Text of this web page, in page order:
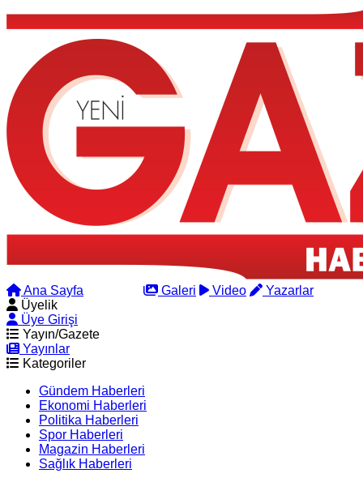
Ana Sayfa Galeri Video
Yazarlar
Üyelik
Üye Girişi
Yayın/Gazete
Yayınlar
Kategoriler
Gündem Haberleri
Ekonomi Haberleri
Politika Haberleri
Spor Haberleri
Magazin Haberleri
Sağlık Haberleri